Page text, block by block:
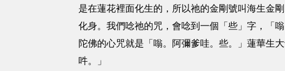
是在蓮花裡面化生的，所以祂的金剛號叫海生金
化身。我們唸祂的咒，會唸到一個「些」字，「
陀佛的心咒就是「嗡。阿彌爹哇。些。」蓮華生
吽。」